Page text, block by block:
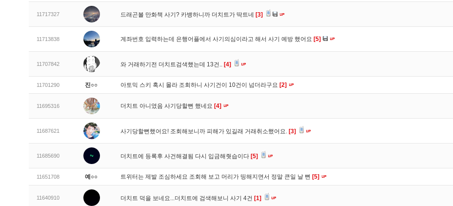
11717327 드래곤볼 만화책 사기? 카뱅하니까 더치트가 딱트네 [3]
11713838 계좌번호 입력하는데 은행어플에서 사기의심이라고 해서 사기 예방 했어요 [5]
11707842 와 거래하기전 더치트검색했는데 13건.. [4]
11701290 진○○ 아토믹 스키 혹시 몰라 조회하니 사기건이 10건이 넘더라구요 [2]
11695316 더치트 아니였음 사기당할뻔 했네요 [4]
11687621 사기당할뻔했어요! 조회해보니까 피해가 있길래 거래취소했어요. [3]
11685690 더치트에 등록후 사건해결됨 다시 입금해줫습이다 [5]
11651708 예○○ 트위터는 제발 조심하세요 조회해 보고 머리가 띵해지면서 정말 큰일 날 뻔 [5]
11640910 더치트 덕을 보네요...더치트에 검색해보니 사기 4건 [1]